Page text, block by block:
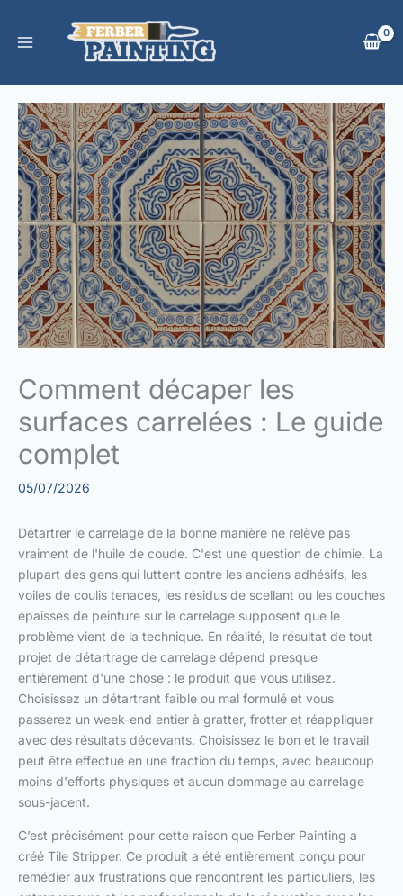
contenu
Comment décaper les
surfaces carrelées : Le guide
complet
05/07/2026
Détartrer le carrelage de la bonne manière ne relève pas
vraiment de l'huile de coude. C'est une question de chimie. La
plupart des gens qui luttent contre les anciens adhésifs, les
voiles de coulis tenaces, les résidus de scellant ou les couches
épaisses de peinture sur le carrelage supposent que le
problème vient de la technique. En réalité, le résultat de tout
projet de détartrage de carrelage dépend presque
entièrement d'une chose : le produit que vous utilisez.
Choisissez un détartrant faible ou mal formulé et vous
passerez un week-end entier à gratter, frotter et réappliquer
avec des résultats décevants. Choisissez le bon et le travail
peut être effectué en une fraction du temps, avec beaucoup
moins d'efforts physiques et aucun dommage au carrelage
sous-jacent.
C’est précisément pour cette raison que Ferber Painting a
créé Tile Stripper. Ce produit a été entièrement conçu pour
remédier aux frustrations que rencontrent les particuliers, les